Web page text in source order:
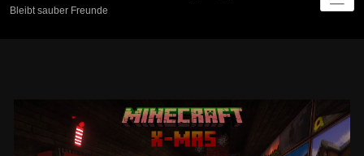
Bleibt sauber Freunde